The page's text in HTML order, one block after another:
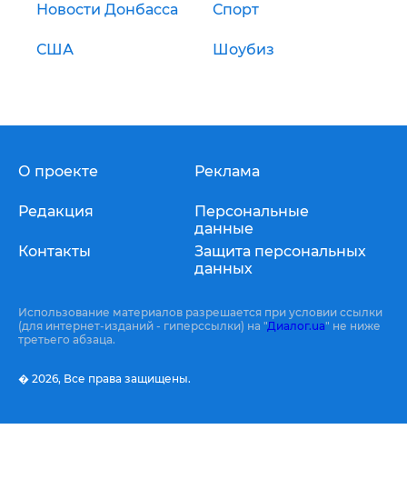
Новости Донбасса Спорт
США Шоубиз
О проекте
Редакция
Контакты
Реклама
Персональные
данные
Защита персональных
данных
Использование материалов разрешается при условии ссылки
(для интернет-изданий - гиперссылки) на "Диалог.ua" не ниже
третьего абзаца.
� 2026, Все права защищены.